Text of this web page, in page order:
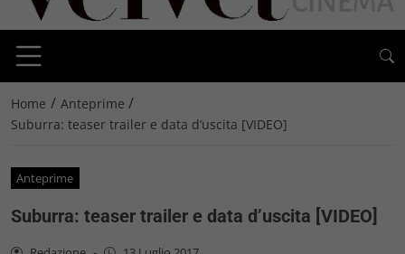
Home / Anteprime /
Suburra: teaser trailer e data d’uscita [VIDEO]
Anteprime
Suburra: teaser trailer e data d’uscita [VIDEO]